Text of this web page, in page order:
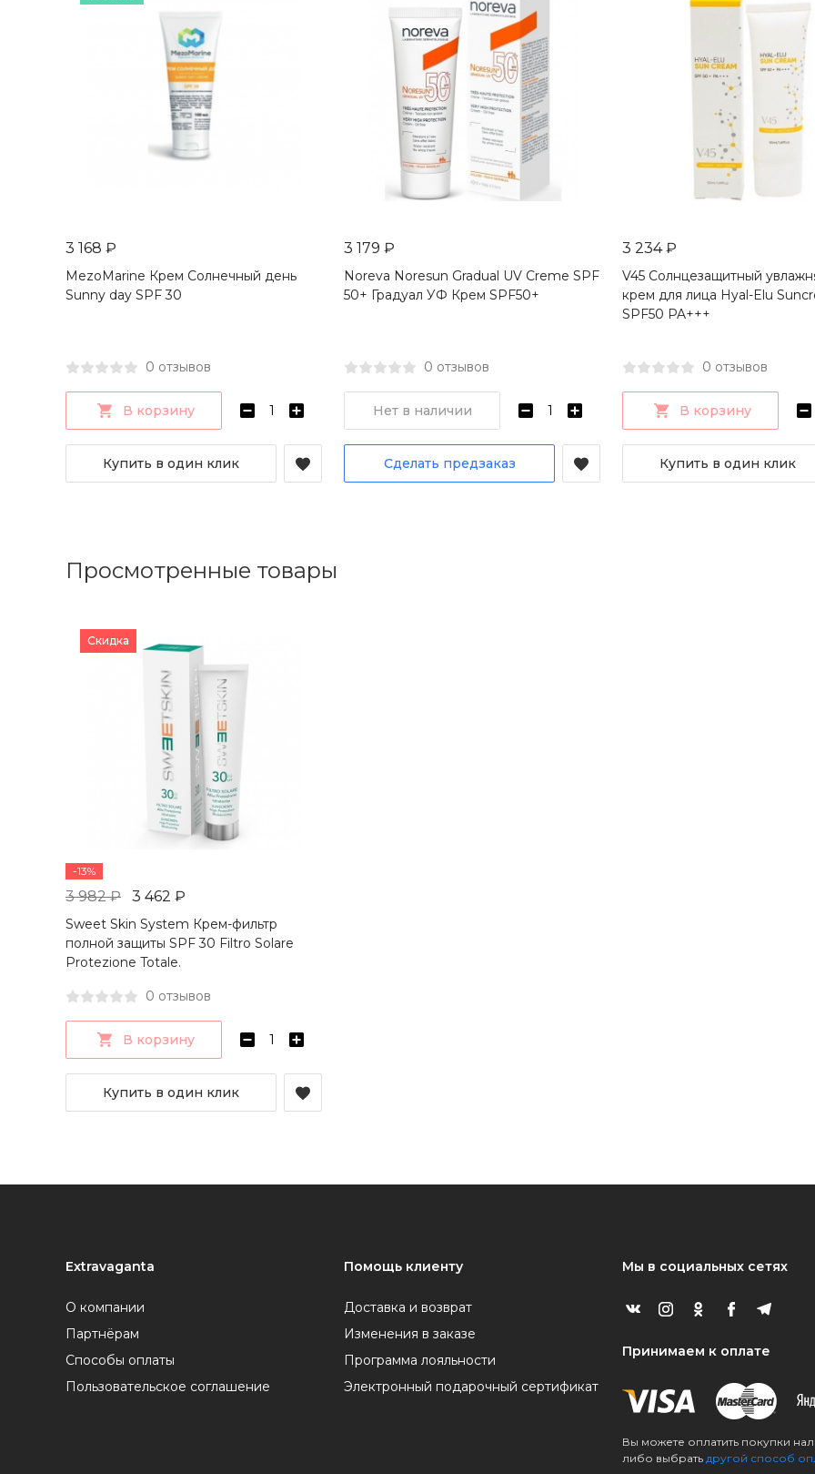
3 168 ₽
MezoMarine Крем Солнечный день
Sunny day SPF 30
0 отзывов
В корзину
Купить в один клик
3 179 ₽
Noreva Noresun Gradual UV Creme SPF
50+ Градуал УФ Крем SPF50+
0 отзывов
Нет в наличии
Сделать предзаказ
3 234 ₽
V45 Солнцезащитный
крем для лица Hyal-Elu
SPF50 PA+++
0 отзывов
В корзину
Купить в один клик
Просмотренные товары
Скидка
3 982 ₽ 3 462 ₽
-13%
Sweet Skin System Крем-фильтр
полной защиты SPF 30 Filtro Solare
Protezione Totale.
0 отзывов
В корзину
Купить в один клик
Extravaganta
О компании
Партнёрам
Способы оплаты
Пользовательское соглашение
Помощь клиенту
Доставка и возврат
Изменения в заказе
Программа лояльности
Электронный подарочный сертификат
Мы в социальных сетях
Принимаем к оплате
Вы можете оплатить покупки
либо выбрать другой способ